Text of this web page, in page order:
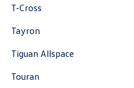
T-Cross
Tayron
Tiguan Allspace
Touran